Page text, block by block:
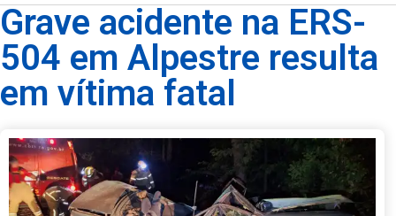
Grave acidente na ERS-
504 em Alpestre resulta
em vítima fatal